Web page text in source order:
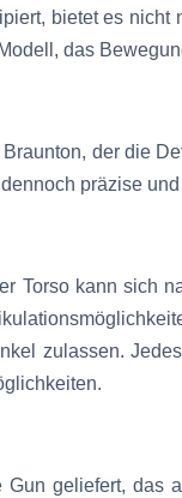
bietet es
das
der die
präzise
Torso kann sich
zulassen.
geliefert,